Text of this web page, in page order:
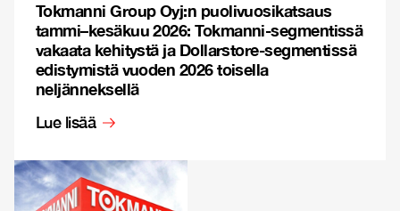
Tokmanni Group Oyj:n puolivuosikatsaus
tammi–kesäkuu 2026: Tokmanni-segmentissä
vakaata kehitystä ja Dollarstore-segmentissä
edistymistä vuoden 2026 toisella
neljänneksellä
Lue lisää